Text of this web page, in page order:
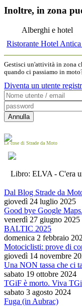
Inoltre, in zona
Alberghi e hotel
Ristorante Hotel
Gestisci un'attività in zona
quando ci passiamo in
Diventa un utente
Le cose di Strade da Moto
Libro: ELVA - C'era
Dal Blog Strade da
giovedì 24 luglio 2025
Good bye Google
venerdì 27 giugno 2025
BALTIC 2025
domenica 2 febbraio
Motociclisti: prove di
giovedì 14 novembre
Una NON tassa che ci
sabato 19 ottobre 2024
TGiF è morto. Viva
sabato 3 agosto 2024
Fuga (in Aubrac)